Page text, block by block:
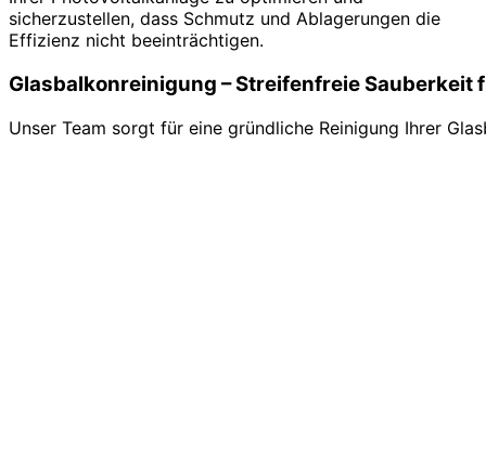
sicherzustellen, dass Schmutz und Ablagerungen die
Effizienz nicht beeinträchtigen.
Glasbalkonreinigung – Streifenfreie Sauberkeit
Unser Team sorgt für eine gründliche Reinigung Ihrer